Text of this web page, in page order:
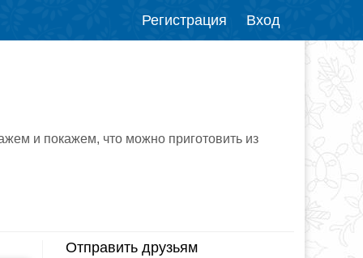
Регистрация Вход
и покажем, что можно приготовить из
Отправить друзьям